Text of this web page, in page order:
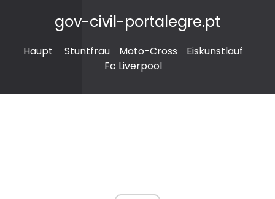
gov-civil-portalegre.pt
Haupt Stuntfrau Moto-Cross
Eiskunstlauf
Fc Liverpool